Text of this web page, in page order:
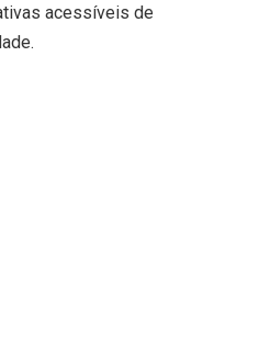
acessíveis de